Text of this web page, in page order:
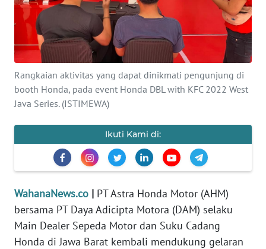
Rangkaian aktivitas yang dapat dinikmati pengunjung di
booth Honda, pada event Honda DBL with KFC 2022 West
Java Series. (ISTIMEWA)
Ikuti Kami di:
WahanaNews.co | PT Astra Honda Motor (AHM)
bersama PT Daya Adicipta Motora (DAM) selaku
Main Dealer Sepeda Motor dan Suku Cadang
Honda di Jawa Barat kembali mendukung gelaran
INTERNASIONAL
SERBA-SERBI
PENDIDIKAN
OPINI
Informasi
INDEKS